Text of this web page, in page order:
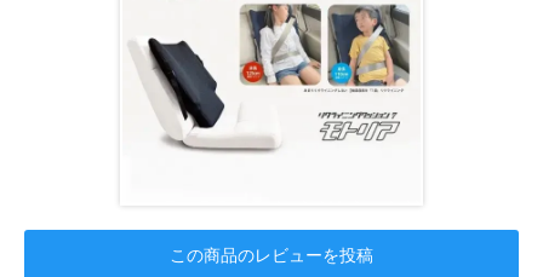
この商品のレビューを投稿